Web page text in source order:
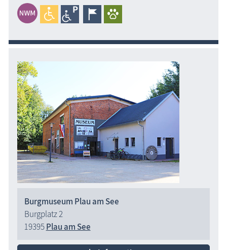
Burgmuseum Plau am See
Burgplatz 2
19395Plau am See